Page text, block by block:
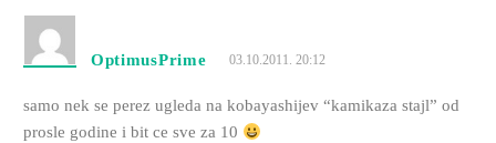
OptimusPrime 03.10.2011. 20:12
samo nek se perez ugleda na kobayashijev “kamikaza stajl” od
prosle godine i bit ce sve za 10